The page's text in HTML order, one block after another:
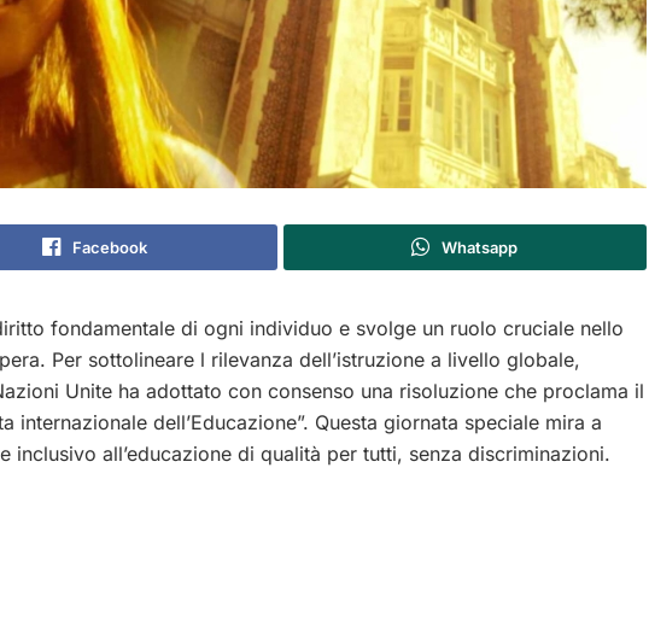
Facebook Whatsapp
fondamentale di ogni individuo e svolge un ruolo cruciale nello
Per sottolineare l rilevanza dell’istruzione a livello globale,
Unite ha adottato con consenso una risoluzione che proclama il
internazionale dell’Educazione”. Questa giornata speciale mira a
inclusivo all’educazione di qualità per tutti, senza discriminazioni.